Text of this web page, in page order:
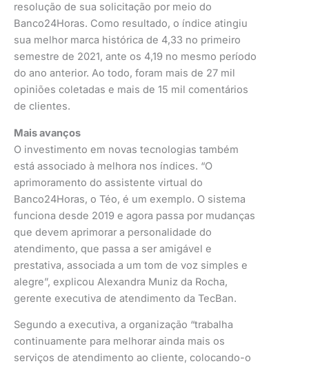
resolução de sua solicitação por meio do
Banco24Horas. Como resultado, o índice atingiu
sua melhor marca histórica de 4,33 no primeiro
semestre de 2021, ante os 4,19 no mesmo período
do ano anterior. Ao todo, foram mais de 27 mil
opiniões coletadas e mais de 15 mil comentários
de clientes.
Mais avanços
O investimento em novas tecnologias também
está associado à melhora nos índices. “O
aprimoramento do assistente virtual do
Banco24Horas, o Téo, é um exemplo. O sistema
funciona desde 2019 e agora passa por mudanças
que devem aprimorar a personalidade do
atendimento, que passa a ser amigável e
prestativa, associada a um tom de voz simples e
alegre”, explicou Alexandra Muniz da Rocha,
gerente executiva de atendimento da TecBan.
Segundo a executiva, a organização “trabalha
continuamente para melhorar ainda mais os
serviços de atendimento ao cliente, colocando-o